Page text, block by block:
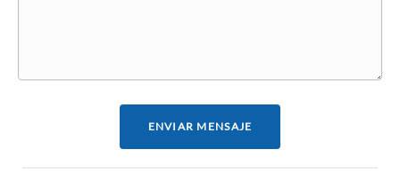
ENVIAR MENSAJE